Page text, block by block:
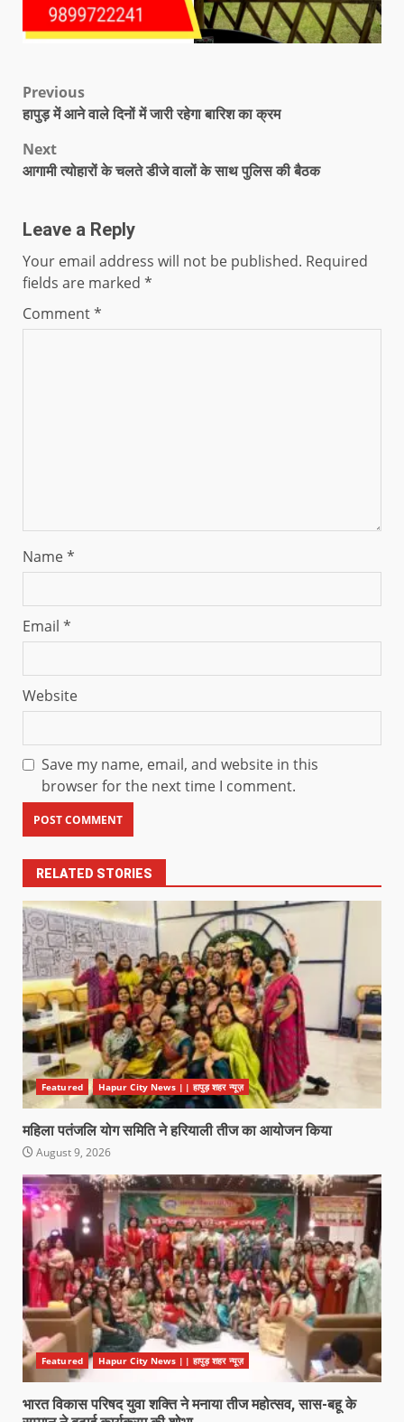
Previous
हापुड़ में आने वाले दिनों में जारी रहेगा बारिश का क्रम
Next
आगामी त्योहारों के चलते डीजे वालों के साथ पुलिस की बैठक
Leave a Reply
Your email address will not be published. Required
fields are marked *
Comment*
Name*
Email *
Website
Save my name, email, and website in this
browser for the next time I comment.
RELATED STORIES
Featured Hapur City News || हापुड़ शहर न्यूज़
महिला पतंजलि योग समिति ने हरियाली तीज का आयोजन किया
August 9, 2026
Featured Hapur City News || हापुड़ शहर न्यूज़
भारत विकास परिषद युवा शक्ति ने मनाया तीज महोत्सव, सास-बहू के